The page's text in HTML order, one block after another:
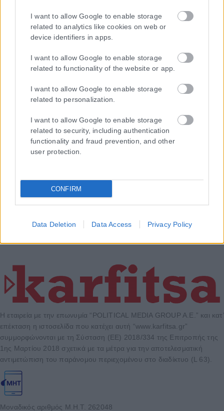
I want to allow Google to enable storage
related to analytics like cookies on web or
device identifiers in apps.
I want to allow Google to enable storage
related to functionality of the website or app.
I want to allow Google to enable storage
related to personalization.
I want to allow Google to enable storage
related to security, including authentication
functionality and fraud prevention, and other
user protection.
CONFIRM
Data Deletion Data Access Privacy Policy
Η εταιρεία με την επωνυμία “POLITICAL MEDIA GROUP A.E.” και κατ’
επέκταση η ιστοσελίδα που κατέχει αυτή “www.karfitsa.gr”
συμμορφώνονται με τη Σύσταση (ΕΕ) 2018/334 της Επιτροπής της
1ης Μαρτίου 2018 σχετικά με τα μέτρα για την αποτελεσματική
αντιμετώπιση του παράνομου περιεχομένου στο διαδίκτυο (L 63).
Μοναδικός αριθμός Μ.Η.Τ. 262048